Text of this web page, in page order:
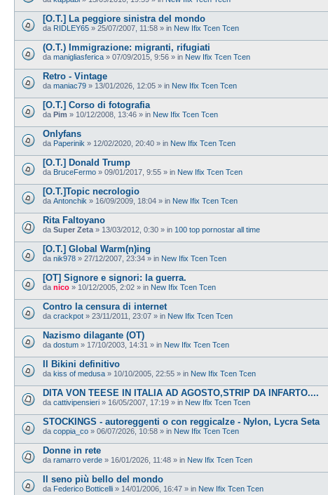
[O.T.] La peggiore sinistra del mondo
da RIDLEY65 » 25/07/2007, 11:58 » in New Ifix Tcen Tcen
(O.T.) Immigrazione: migranti, rifugiati
da manigliasferica » 07/09/2015, 9:56 » in New Ifix Tcen Tcen
Retro - Vintage
da maniac79 » 13/01/2026, 12:05 » in New Ifix Tcen Tcen
[O.T.] Corso di fotografia
da Pim » 10/12/2008, 13:46 » in New Ifix Tcen Tcen
Onlyfans
da Paperinik » 12/02/2020, 20:40 » in New Ifix Tcen Tcen
[O.T.] Donald Trump
da BruceFermo » 09/01/2017, 9:55 » in New Ifix Tcen Tcen
[O.T.]Topic necrologio
da Antonchik » 16/09/2009, 18:04 » in New Ifix Tcen Tcen
Rita Faltoyano
da Super Zeta » 13/03/2012, 0:30 » in 100 top pornostar all time
[O.T.] Global Warm(n)ing
da nik978 » 27/12/2007, 23:34 » in New Ifix Tcen Tcen
[OT] Signore e signori: la guerra.
da nico » 10/12/2005, 2:02 » in New Ifix Tcen Tcen
Contro la censura di internet
da crackpot » 23/11/2011, 23:07 » in New Ifix Tcen Tcen
Nazismo dilagante (OT)
da dostum » 17/10/2003, 14:31 » in New Ifix Tcen Tcen
Il Bikini definitivo
da kiss of medusa » 10/10/2005, 22:55 » in New Ifix Tcen Tcen
DITA VON TEESE IN ITALIA AD AGOSTO,STRIP DA INFARTO....
da cattivipensieri » 16/05/2007, 17:19 » in New Ifix Tcen Tcen
STOCKINGS - autoreggenti o con reggicalze - Nylon, Lycra Seta
da coppia_co » 06/07/2026, 10:58 » in New Ifix Tcen Tcen
Donne in rete
da ramarro verde » 16/01/2026, 11:48 » in New Ifix Tcen Tcen
Il seno più bello del mondo
da Federico Botticelli » 14/01/2006, 16:47 » in New Ifix Tcen Tcen